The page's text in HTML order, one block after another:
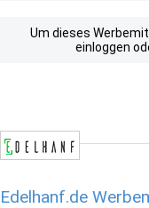
Um dieses
einloggen
Edelhanf.de